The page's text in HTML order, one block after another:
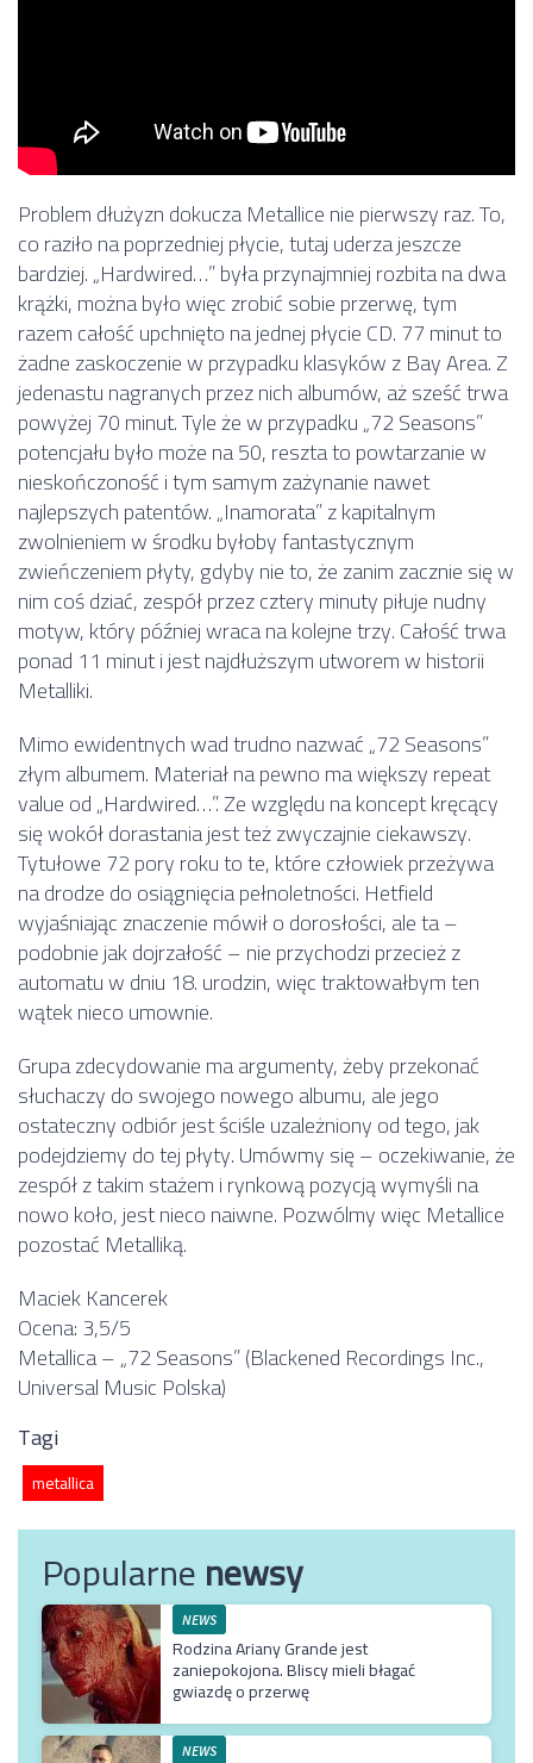
Problem dłużyzn dokucza Metallice nie pierwszy raz. To,
co raziło na poprzedniej płycie, tutaj uderza jeszcze
bardziej. „Hardwired…” była przynajmniej rozbita na dwa
krążki, można było więc zrobić sobie przerwę, tym
razem całość upchnięto na jednej płycie CD. 77 minut to
żadne zaskoczenie w przypadku klasyków z Bay Area. Z
jedenastu nagranych przez nich albumów, aż sześć trwa
powyżej 70 minut. Tyle że w przypadku „72 Seasons”
potencjału było może na 50, reszta to powtarzanie w
nieskończoność i tym samym zażynanie nawet
najlepszych patentów. „Inamorata” z kapitalnym
zwolnieniem w środku byłoby fantastycznym
zwieńczeniem płyty, gdyby nie to, że zanim zacznie się w
nim coś dziać, zespół przez cztery minuty piłuje nudny
motyw, który później wraca na kolejne trzy. Całość trwa
ponad 11 minut i jest najdłuższym utworem w historii
Metalliki.
Mimo ewidentnych wad trudno nazwać „72 Seasons”
złym albumem. Materiał na pewno ma większy repeat
value od „Hardwired…”. Ze względu na koncept kręcący
się wokół dorastania jest też zwyczajnie ciekawszy.
Tytułowe 72 pory roku to te, które człowiek przeżywa
na drodze do osiągnięcia pełnoletności. Hetfield
wyjaśniając znaczenie mówił o dorosłości, ale ta –
podobnie jak dojrzałość – nie przychodzi przecież z
automatu w dniu 18. urodzin, więc traktowałbym ten
wątek nieco umownie.
Grupa zdecydowanie ma argumenty, żeby przekonać
słuchaczy do swojego nowego albumu, ale jego
ostateczny odbiór jest ściśle uzależniony od tego, jak
podejdziemy do tej płyty. Umówmy się – oczekiwanie, że
zespół z takim stażem i rynkową pozycją wymyśli na
nowo koło, jest nieco naiwne. Pozwólmy więc Metallice
pozostać Metalliką.
Maciek Kancerek
Ocena: 3,5/5
Metallica – „72 Seasons” (Blackened Recordings Inc.,
Universal Music Polska)
Tagi
metallica
Popularnenewsy
NEWS
Rodzina Ariany Grande jest
zaniepokojona. Bliscy mieli błagać
gwiazdę o przerwę
NEWS